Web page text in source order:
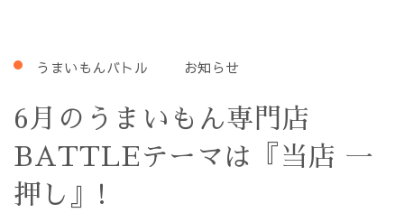
うまいもんバトル お知らせ
6月のうまいもん専門店
BATTLEテーマは『当店 一
押し』!